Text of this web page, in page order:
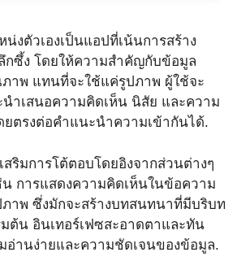
น่งตัวเองเป็นแอปที่เน้นการสร้าง
กซึ้ง โดยให้ความสำคัญกับข้อมูล
าพ แทนที่จะใช้แค่รูปภาพ ผู้ใช้จะ
ำเสนอความคิดเห็น นิสัย และความ
ยตรงต่อคำแนะนำความเข้ากันได้.
สริมการโต้ตอบโดยอิงจากส่วนต่างๆ
น การแสดงความคิดเห็นในข้อความ
าพ ซึ่งมักจะสร้างบทสนทนาที่มีบริบท
ต้น อินเทอร์เฟซสะอาดตาและทัน
อ่านง่ายและความชัดเจนของข้อมูล.